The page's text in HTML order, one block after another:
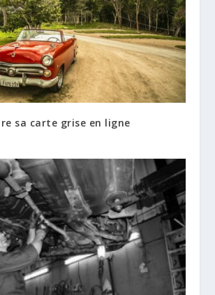
sa carte grise en ligne